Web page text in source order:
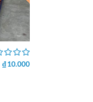
₫ 10.000